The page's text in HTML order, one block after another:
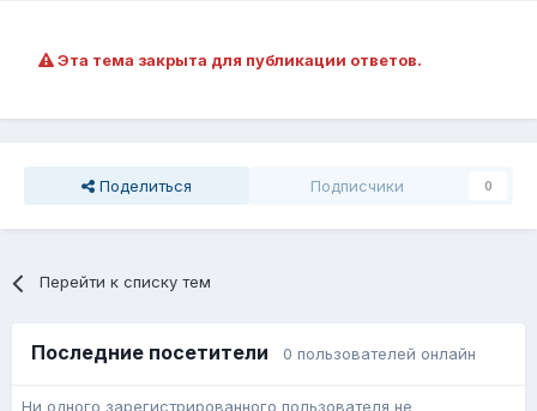
Эта тема закрыта для публикации ответов.
Поделиться Подписчики 0
Перейти к списку тем
Последние посетители 0 пользователей онлайн
Ни одного зарегистрированного пользователя не